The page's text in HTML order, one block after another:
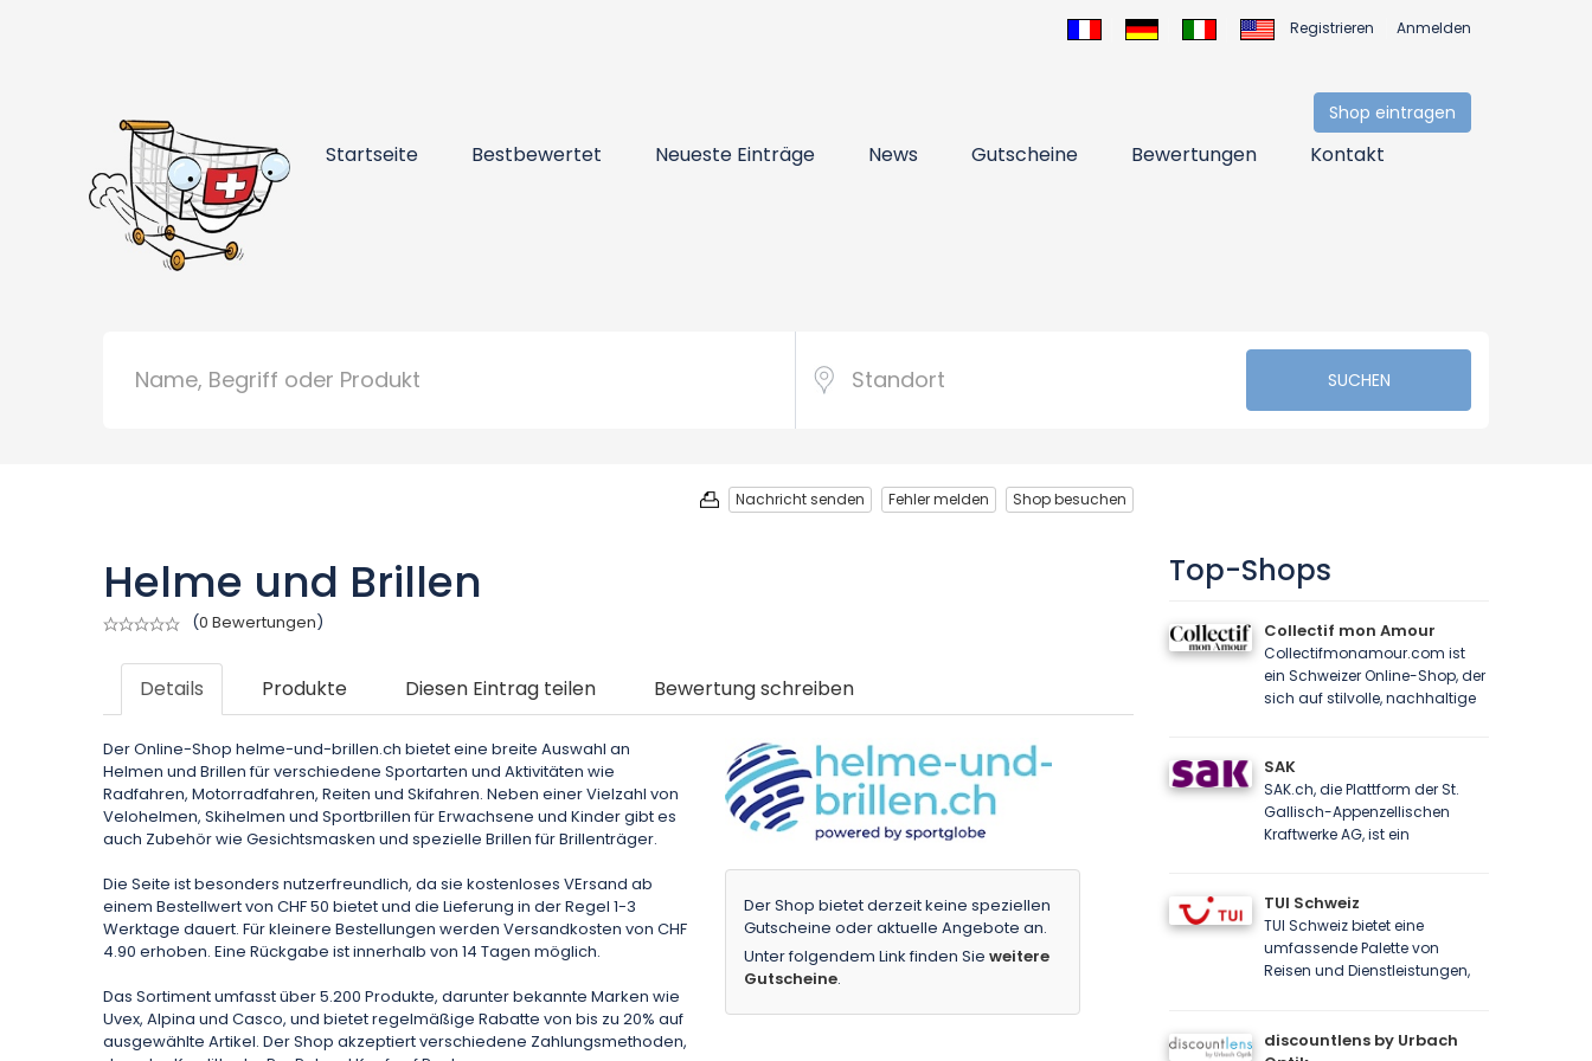
Registrieren Anmelden
Shop eintragen
Startseite Bestbewertet Neueste Einträge News Gutscheine Bewertungen Kontakt
SUCHEN
Shop besuchen
Fehler melden
Nachricht senden
Helme und Brillen
(0 Bewertungen)
Details Produkte Diesen Eintrag teilen Bewertung schreiben
Der Online-Shop helme-und-brillen.ch bietet eine breite Auswahl an
Helmen und Brillen für verschiedene Sportarten und Aktivitäten wie
Radfahren, Motorradfahren, Reiten und Skifahren. Neben einer Vielzahl von
Velohelmen, Skihelmen und Sportbrillen für Erwachsene und Kinder gibt es
auch Zubehör wie Gesichtsmasken und spezielle Brillen für Brillenträger.
Die Seite ist besonders nutzerfreundlich, da sie kostenloses VErsand ab
einem Bestellwert von CHF 50 bietet und die Lieferung in der Regel 1-3
Werktage dauert. Für kleinere Bestellungen werden Versandkosten von CHF
4.90 erhoben. Eine Rückgabe ist innerhalb von 14 Tagen möglich.
Das Sortiment umfasst über 5.200 Produkte, darunter bekannte Marken wie
Uvex, Alpina und Casco, und bietet regelmäßige Rabatte von bis zu 20% auf
ausgewählte Artikel. Der Shop akzeptiert verschiedene Zahlungsmethoden,
Der Shop bietet derzeit keine speziellen
Gutscheine oder aktuelle Angebote an.
Unter folgendem Link finden Sie weitere
Gutscheine.
Top-Shops
Collectif mon Amour
Collectifmonamour.com ist
ein Schweizer Online-Shop, der
sich auf stilvolle, nachhaltige
SAK
SAK.ch, die Plattform der St.
Gallisch-Appenzellischen
Kraftwerke AG, ist ein
TUI Schweiz
TUI Schweiz bietet eine
umfassende Palette von
Reisen und Dienstleistungen,
discountlens by Urbach